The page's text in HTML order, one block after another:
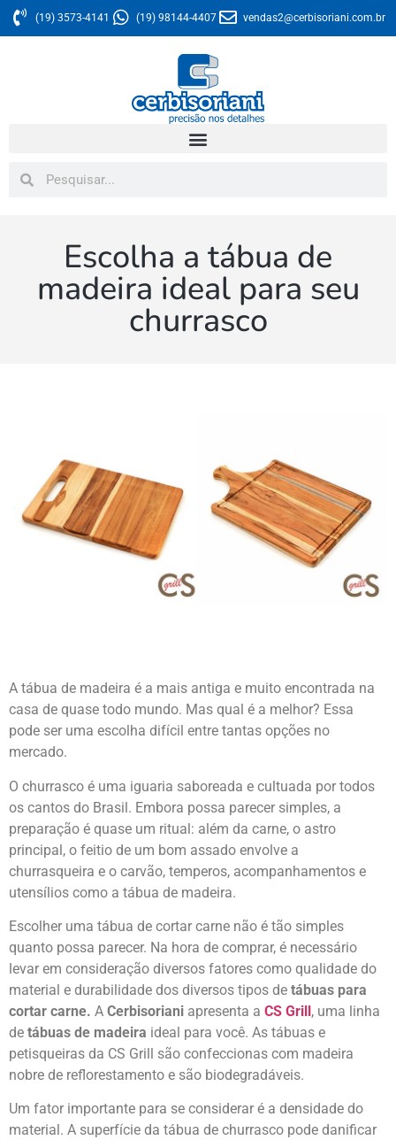
(19) 3573-4141 (19) 98144-4407 vendas2@cerbisoriani.com.br
Escolha a tábua de
madeira ideal para seu
churrasco
A tábua de madeira é a mais antiga e muito encontrada na
casa de quase todo mundo. Mas qual é a melhor? Essa
pode ser uma escolha difícil entre tantas opções no
mercado.
O churrasco é uma iguaria saboreada e cultuada por todos
os cantos do Brasil. Embora possa parecer simples, a
preparação é quase um ritual: além da carne, o astro
principal, o feitio de um bom assado envolve a
churrasqueira e o carvão, temperos, acompanhamentos e
utensílios como a tábua de madeira.
Escolher uma tábua de cortar carne não é tão simples
quanto possa parecer. Na hora de comprar, é necessário
levar em consideração diversos fatores como qualidade do
material e durabilidade dos diversos tipos de tábuas para
cortar carne. A Cerbisoriani apresenta a CS Grill, uma linha
de tábuas de madeira ideal para você. As tábuas e
petisqueiras da CS Grill são confeccionas com madeira
nobre de reflorestamento e são biodegradáveis.
Um fator importante para se considerar é a densidade do
material. A superfície da tábua de churrasco pode danificar